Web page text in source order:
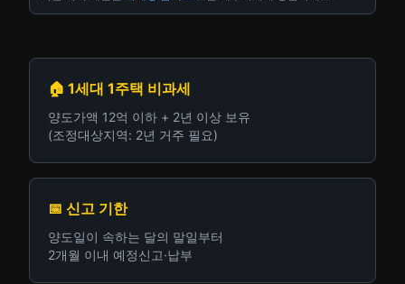
🏠 1세대 1주택 비과세
양도가액 12억 이하 + 2년 이상 보유
(조정대상지역: 2년 거주 필요)
📅 신고 기한
양도일이 속하는 달의 말일부터
2개월 이내 예정신고·납부